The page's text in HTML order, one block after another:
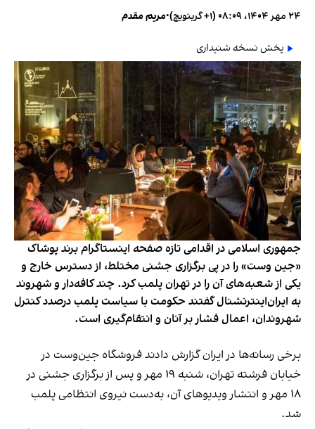
۲۴ مهر ۱۴۰۴، ۰۸:۰۹ (‎+۱ گرینویچ) •مریم مقدم
پخش نسخه شنیداری
جمهوری اسلامی در اقدامی تازه صفحه اینستاگرام برند پوشاک
«جین وست» را در پی برگزاری جشنی مختلط، از دسترس خارج و
یکی از شعبه‌های آن را در تهران پلمب کرد. چند کافه‌‌دار و شهروند
به ایران‌اینترنشنال گفتند حکومت با سیاست پلمب درصدد کنترل
شهروندان، اعمال فشار بر آنان و انتقام‌گیری است.
برخی رسانه‌ها در ایران گزارش دادند فروشگاه جین‌وست در
خیابان فرشته تهران، شنبه ۱۹ مهر و پس از برگزاری جشنی در
۱۸ مهر و انتشار ویدیوهای آن، به‌دست نیروی انتظامی پلمب
شد.